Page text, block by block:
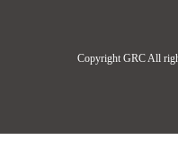
Copyright GRC All